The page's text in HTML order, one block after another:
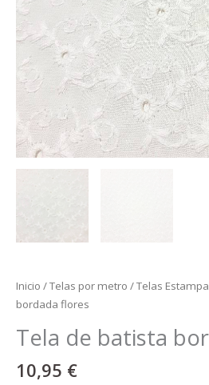
Inicio /Telas por metro /Telas
bordada flores
Tela de batista
10,95 €